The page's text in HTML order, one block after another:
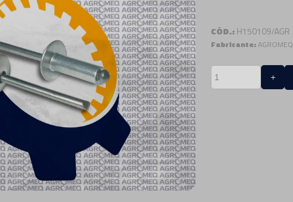
CÓD.: H150109/AGR
Fabricante:AGROMEQ